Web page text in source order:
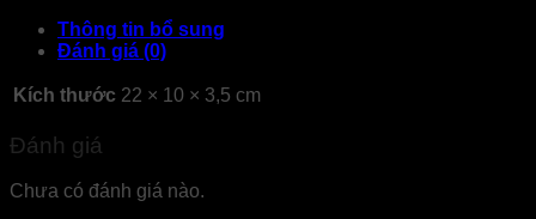
Thông tin bổ sung
Đánh giá (0)
Kích thước 22 × 10 × 3,5 cm
Đánh giá
Chưa có đánh giá nào.